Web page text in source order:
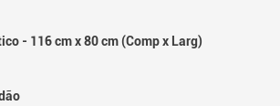
- 116 cm x 80 cm (Comp x Larg)